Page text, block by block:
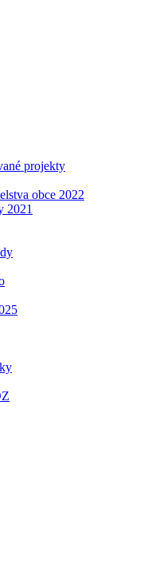
projekty
obce 2022
2021